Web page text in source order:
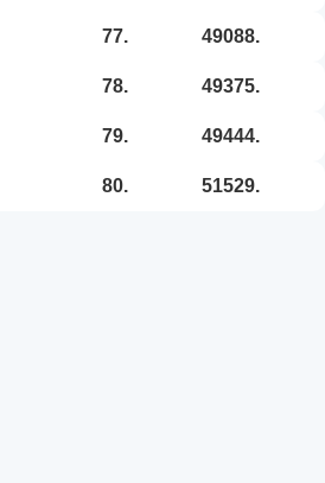
77. 49088.
78. 49375.
79. 49444.
80. 51529.